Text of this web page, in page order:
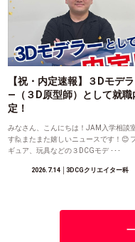
【祝・内定速報】３Dモデラ
―（３D原型師）として就職
定！
みなさん、こんにちは！JAM入学相談
す🙋またまた嬉しいニュースです！😊
ギュア、玩具などの３DCGモデ ･･･
2026.7.14│3DCGクリエイター科